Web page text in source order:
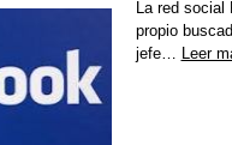
La red social
propio
jefe… Leer